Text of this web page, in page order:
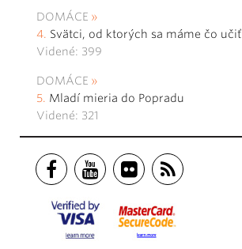
DOMÁCE
Svätci, od ktorých sa máme čo učiť
Videné: 399
DOMÁCE
Mladí mieria do Popradu
Videné: 321